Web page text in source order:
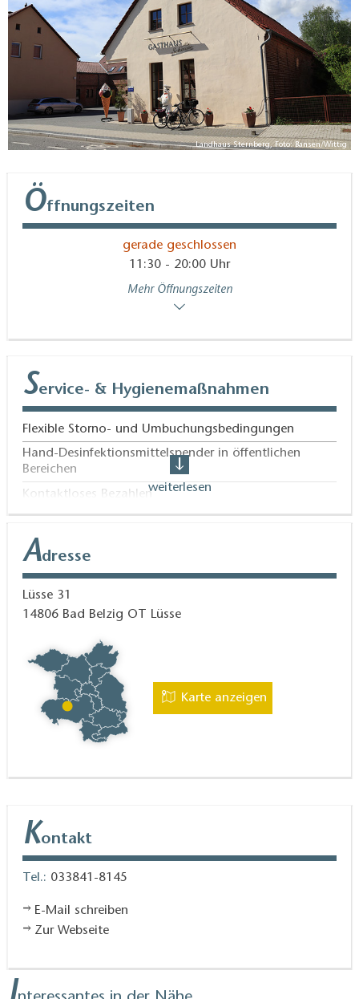
Landhaus Sternberg, Foto: Bansen/Wittig
Öffnungszeiten
gerade geschlossen
11:30 - 20:00 Uhr
Mehr Öffnungszeiten
Service- & Hygienemaßnahmen
Flexible Storno- und Umbuchungsbedingungen
Hand-Desinfektionsmittelspender in öffentlichen
Bereichen
Kontaktloses Bezahlen
Onlinebuchung
Online-Tischreservierung
weiterlesen
Adresse
Lüsse 31
14806 Bad Belzig OT Lüsse
Karte anzeigen
Kontakt
Tel.: 033841-8145
E-Mail schreiben
Zur Webseite